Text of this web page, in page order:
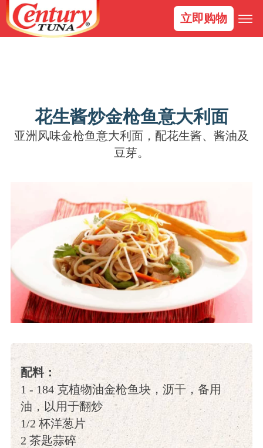
立即购物
花生酱炒金枪鱼意大利面
亚洲风味金枪鱼意大利面，配花生酱、酱油及
豆芽。
配料：
1 - 184 克植物油金枪鱼块，沥干，备用
油，以用于翻炒
1/2 杯洋葱片
2 茶匙蒜碎